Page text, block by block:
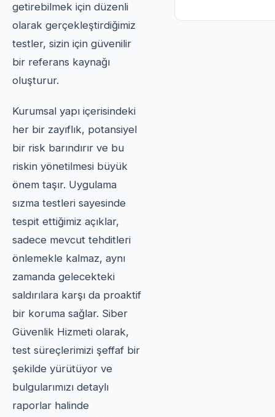
getirebilmek için düzenli
olarak gerçekleştirdiğimiz
testler, sizin için güvenilir
bir referans kaynağı
oluşturur.
Kurumsal yapı içerisindeki
her bir zayıflık, potansiyel
bir risk barındırır ve bu
riskin yönetilmesi büyük
önem taşır. Uygulama
sızma testleri sayesinde
tespit ettiğimiz açıklar,
sadece mevcut tehditleri
önlemekle kalmaz, aynı
zamanda gelecekteki
saldırılara karşı da proaktif
bir koruma sağlar. Siber
Güvenlik Hizmeti olarak,
test süreçlerimizi şeffaf bir
şekilde yürütüyor ve
bulgularımızı detaylı
raporlar halinde